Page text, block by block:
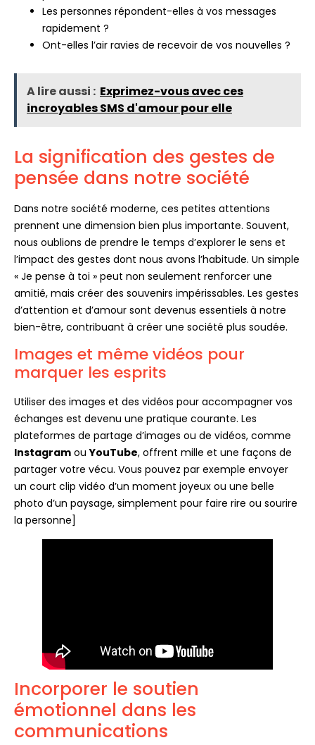
Les personnes répondent-elles à vos messages
rapidement ?
Ont-elles l’air ravies de recevoir de vos nouvelles ?
A lire aussi : Exprimez-vous avec ces
incroyables SMS d'amour pour elle
La signification des gestes de
pensée dans notre société
Dans notre société moderne, ces petites attentions
prennent une dimension bien plus importante. Souvent,
nous oublions de prendre le temps d’explorer le sens et
l’impact des gestes dont nous avons l’habitude. Un simple
« Je pense à toi » peut non seulement renforcer une
amitié, mais créer des souvenirs impérissables. Les gestes
d’attention et d’amour sont devenus essentiels à notre
bien-être, contribuant à créer une société plus soudée.
Images et même vidéos pour
marquer les esprits
Utiliser des images et des vidéos pour accompagner vos
échanges est devenu une pratique courante. Les
plateformes de partage d’images ou de vidéos, comme
Instagram ouYouTube, offrent mille et une façons de
partager votre vécu. Vous pouvez par exemple envoyer
un court clip vidéo d’un moment joyeux ou une belle
photo d’un paysage, simplement pour faire rire ou sourire
la personne]
Incorporer le soutien
émotionnel dans les
communications